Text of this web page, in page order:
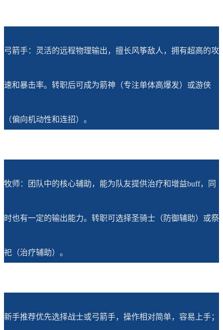
弓箭手：灵活的远程物理输出，擅长风筝敌人，拥有超高的攻
速和暴击率。转职后可成为箭神（专注单体高爆发）或游侠
（偏向机动性和连招）。
牧师：团队中的核心辅助，能为队友提供治疗和增益buff，同
时也有一定的输出能力。转职可选择圣骑士（防御辅助）或祭
祀（治疗辅助）。
新手推荐优先选择战士或弓箭手，操作相对简单，容易上手；